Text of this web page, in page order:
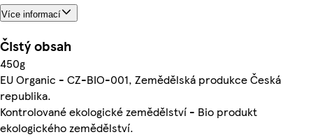
Více informací
Čistý obsah
450g
EU Organic - CZ-BIO-001, Zemědělská produkce Česká
republika.
Kontrolované ekologické zemědělství - Bio produkt
ekologického zemědělství.